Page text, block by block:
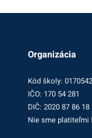
Organizácia
Kód školy:
IČO: 170 54 281
DIČ: 2020 87 86 18
Nie sme platiteľmi